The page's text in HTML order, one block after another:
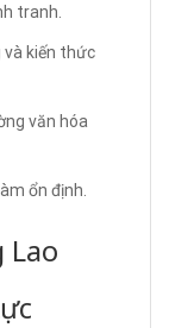
tranh.
và kiến thức
văn hóa
ổn định.
Lao